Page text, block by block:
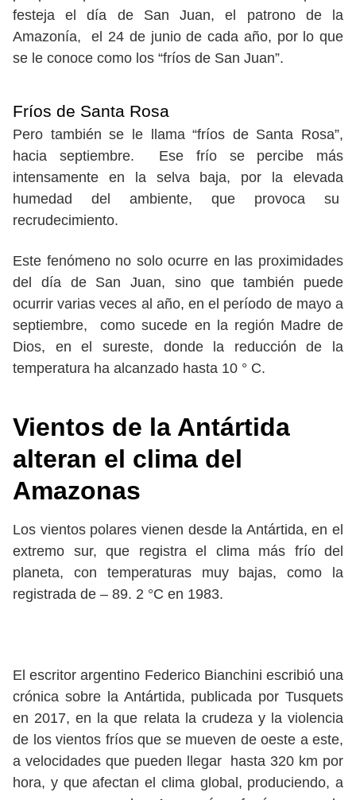
festeja el día de San Juan, el patrono de la
Amazonía, el 24 de junio de cada año, por lo que
se le conoce como los “fríos de San Juan”.
Fríos de Santa Rosa
Pero también se le llama “fríos de Santa Rosa”,
hacia septiembre. Ese frío se percibe más
intensamente en la selva baja, por la elevada
humedad del ambiente, que provoca su
recrudecimiento.
Este fenómeno no solo ocurre en las proximidades
del día de San Juan, sino que también puede
ocurrir varias veces al año, en el período de mayo a
septiembre, como sucede en la región Madre de
Dios, en el sureste, donde la reducción de la
temperatura ha alcanzado hasta 10 ° C.
Vientos de la Antártida
alteran el clima del
Amazonas
Los vientos polares vienen desde la Antártida, en el
extremo sur, que registra el clima más frío del
planeta, con temperaturas muy bajas, como la
registrada de – 89. 2 °C en 1983.
El escritor argentino Federico Bianchini escribió una
crónica sobre la Antártida, publicada por Tusquets
en 2017, en la que relata la crudeza y la violencia
de los vientos fríos que se mueven de oeste a este,
a velocidades que pueden llegar hasta 320 km por
hora, y que afectan el clima global, produciendo, a